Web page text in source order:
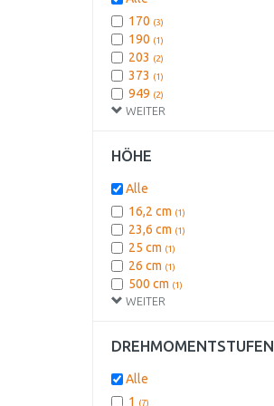
WEITER
170 (3)
190 (1)
203 (2)
373 (1)
949 (2)
HÖHE
WEITER
Alle
16,2 cm (1)
23,6 cm (1)
25 cm (1)
26 cm (1)
500 cm (1)
DREHMOMENTSTUFEN
Alle
1
(7)